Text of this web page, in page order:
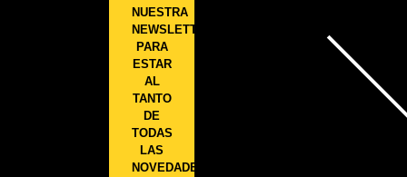
NUESTRA
NEWSLETTER
PARA
ESTAR
AL
TANTO
DE
TODAS
LAS
NOVEDADES